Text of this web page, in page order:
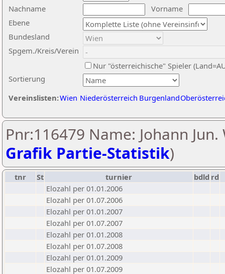
Nachname
Vorname
Ebene
Sortierung
Bundesland
Spgem./Kreis/Verein
Nur "österreichische" Spieler
Vereinslisten:Wien Niederösterreich Burgenland
Pnr:116479 Name: Johann Jun.
Grafik Partie-Statistik)
tnr St turnier bdld rd
Elozahl per 01.01.2006
Elozahl per 01.07.2006
Elozahl per 01.01.2007
Elozahl per 01.07.2007
Elozahl per 01.01.2008
Elozahl per 01.07.2008
Elozahl per 01.01.2009
Elozahl per 01.07.2009